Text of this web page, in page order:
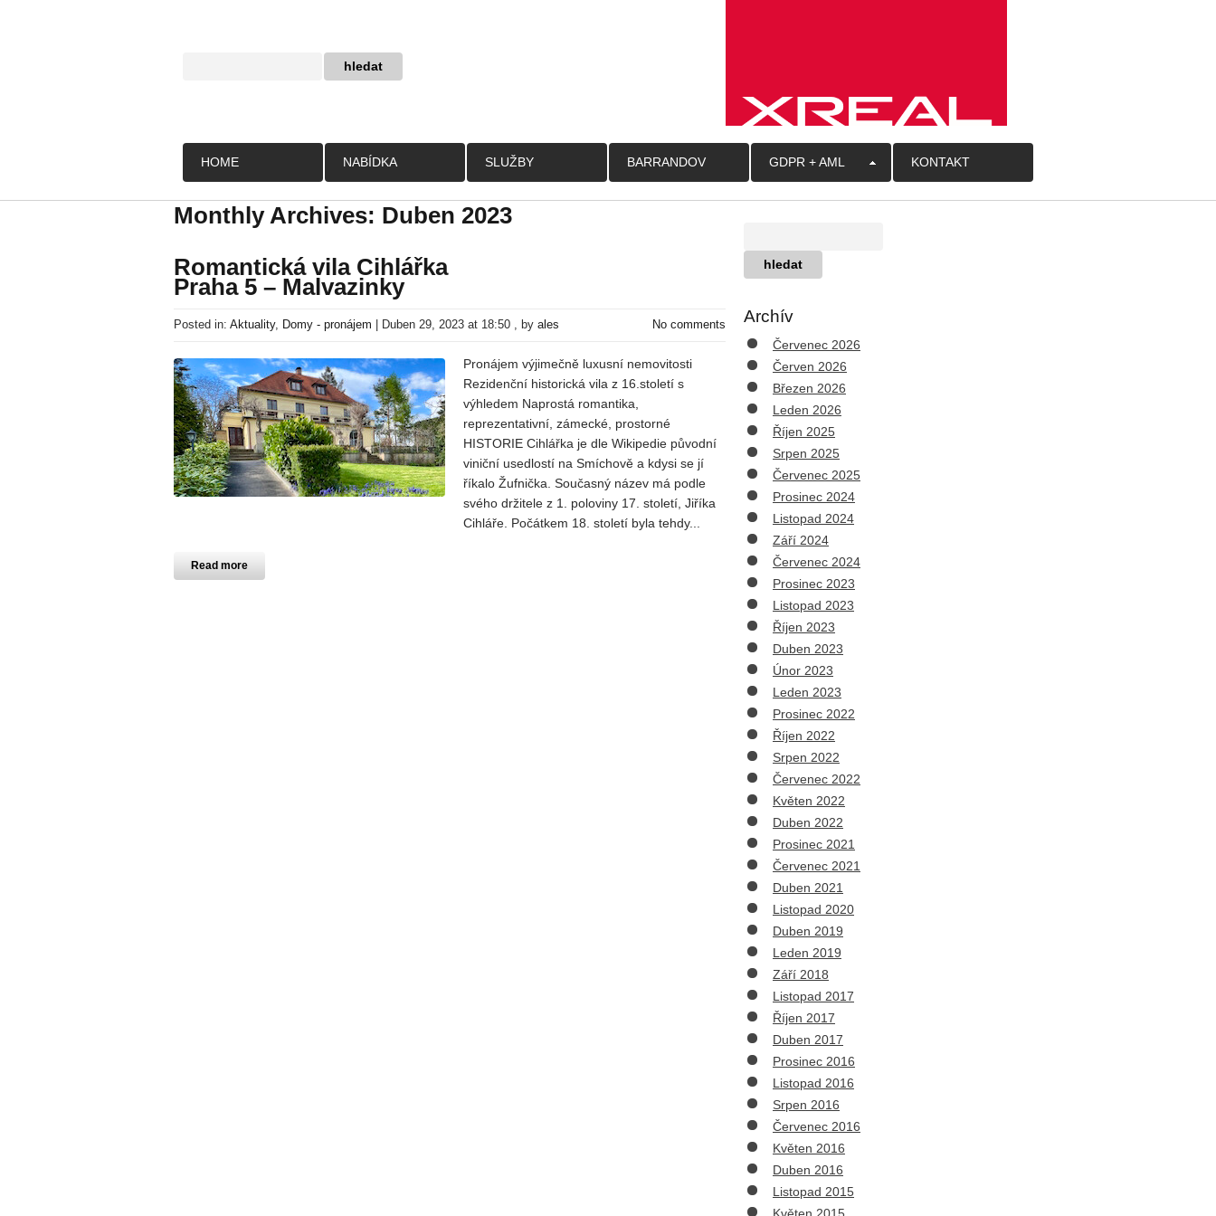
HOME NABÍDKA SLUŽBY BARRANDOV GDPR + AML KONTAKT
Monthly Archives: Duben 2023
Romantická vila Cihlářka
Praha 5 – Malvazinky
Posted in: Aktuality, Domy - pronájem Duben 29, 2023 at 18:50 , by ales No comments
Pronájem výjimečně luxusní nemovitosti
Rezidenční historická vila z 16.století s
výhledem Naprostá romantika,
reprezentativní, zámecké, prostorné
HISTORIE Cihlářka je dle Wikipedie původní
viniční usedlostí na Smíchově a kdysi se jí
říkalo Žufnička. Současný název má podle
svého držitele z 1. poloviny 17. století, Jiříka
Cihláře. Počátkem 18. století byla tehdy...
Read more
Archív
Červenec 2026
Červen 2026
Březen 2026
Leden 2026
Říjen 2025
Srpen 2025
Červenec 2025
Prosinec 2024
Listopad 2024
Září 2024
Červenec 2024
Prosinec 2023
Listopad 2023
Říjen 2023
Duben 2023
Únor 2023
Leden 2023
Prosinec 2022
Říjen 2022
Srpen 2022
Červenec 2022
Květen 2022
Duben 2022
Prosinec 2021
Červenec 2021
Duben 2021
Listopad 2020
Duben 2019
Leden 2019
Září 2018
Listopad 2017
Říjen 2017
Duben 2017
Prosinec 2016
Listopad 2016
Srpen 2016
Červenec 2016
Květen 2016
Duben 2016
Listopad 2015
Květen 2015